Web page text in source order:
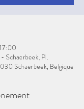
Schaerbeek, Pl.
Schaerbeek, Belgique